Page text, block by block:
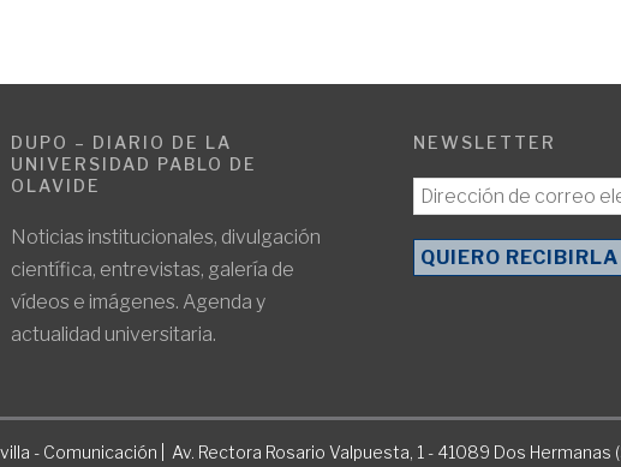
DUPO – DIARIO DE LA
UNIVERSIDAD PABLO DE
OLAVIDE
Noticias institucionales, divulgación
científica, entrevistas, galería de
vídeos e imágenes. Agenda y
actualidad universitaria.
NEWSLETTER
- Comunicación | Av. Rectora Rosario Valpuesta, 1 - 41089 Dos Hermanas